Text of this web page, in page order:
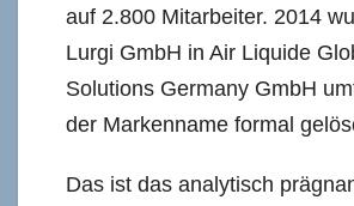
auf 2.800 Mitarbeiter. 2014
Lurgi GmbH in Air Liquide
Solutions Germany GmbH
der Markenname formal
Das ist das analytisch